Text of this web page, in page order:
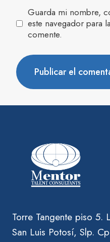
Guarda mi nombre,
este navegador para
comente.
Torre Tangente piso 5.
San Luis Potosí, Slp.